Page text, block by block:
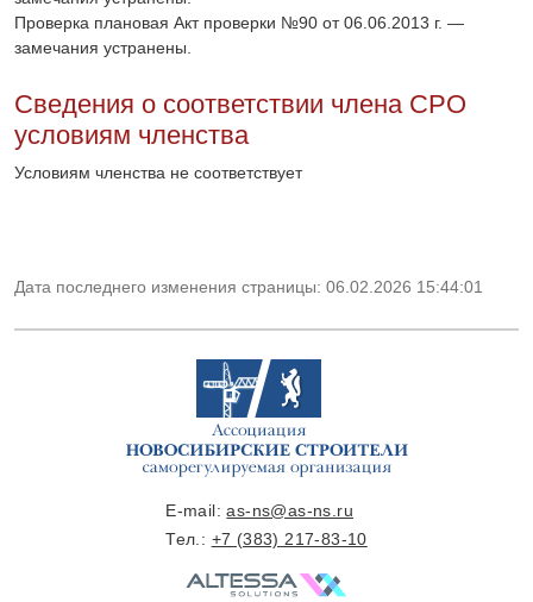
Проверка плановая Акт проверки №90 от 06.06.2013 г. —
замечания устранены.
Сведения о соответствии члена СРО
условиям членства
Условиям членства не соответствует
Дата последнего изменения страницы: 06.02.2026 15:44:01
E-mail:as-ns@as-ns.ru
Тел.: +7 (383) 217-83-10